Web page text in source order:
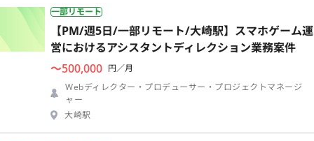
一部リモート
【PM/週5日/一部リモート/大崎駅】スマホゲーム運
営におけるアシスタントディレクション業務案件
〜500,000 円／月
Webディレクター・プロデューサー・プロジェクトマネージ
ャー
大崎駅